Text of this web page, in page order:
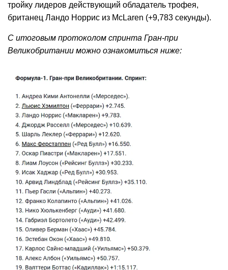
тройку лидеров действующий обладатель трофея,
британец Ландо Норрис из McLaren (+9,783 секунды).
С итоговым протоколом спринта Гран-при
Великобритании можно ознакомиться ниже: